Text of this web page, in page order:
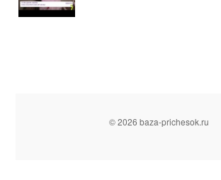
© 2026 baza-prichesok.ru